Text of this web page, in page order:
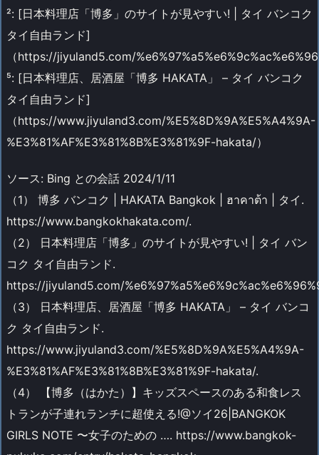
²: [日本料理店「博多」のサイトが見やすい! | タイ バンコク
タイ自由ランド]
（https://jiyuland5.com/
⁵: [日本料理店、居酒屋「博多 HAKATA」 – タイ バンコク
タイ自由ランド]
（https://www.jiyuland3.com/%E5%8D%9A%E5%A4%9A-
%E3%81%AF%E3%81%8B%E3%81%9F-hakata/）
ソース: Bing との会話 2024/1/11
（1） 博多 バンコク | HAKATA Bangkok | ฮาคาต้า | タイ.
https://www.bangkokhakata.com/.
（2） 日本料理店「博多」のサイトが見やすい! | タイ バン
コク タイ自由ランド.
https://jiyuland5.com/
（3） 日本料理店、居酒屋「博多 HAKATA」 – タイ バンコ
ク タイ自由ランド.
https://www.jiyuland3.com/%E5%8D%9A%E5%A4%9A-
%E3%81%AF%E3%81%8B%E3%81%9F-hakata/.
（4） 【博多（はかた）】キッズスペースのある和食レス
トランが子連れランチに超使える!@ソイ26|BANGKOK
GIRLS NOTE 〜女子のための …. https://www.bangkok-